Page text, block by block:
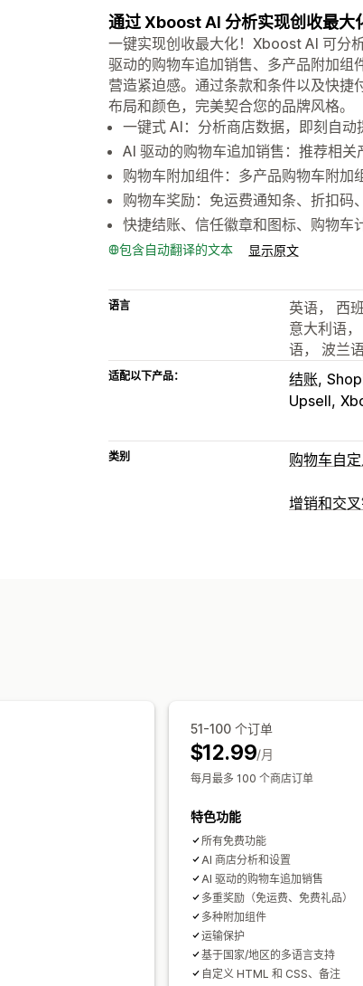
通过 Xboost AI 分析实现创收最大
一键实现创收最大化！Xboost AI 可分
驱动的购物车追加销售、多产品附加组
营造紧迫感。通过条款和条件以及快捷
布局和颜色，完美契合您的品牌风格。
一键式 AI：分析商店数据，即刻自动
AI 驱动的购物车追加销售：推荐相关
购物车附加组件：多产品购物车附加
购物车奖励：免运费通知条、折扣码
快捷结账、信任徽章和图标、购物车
包含自动翻译的文本 显示原文
语言
英语， 西
意大利语
语， 波兰
适配以下产品： 结账
Upsell
类别 购物车自定
购物车显示
增销和交
51-100 个订单
$12.99/月
每月最多 100 个商店订单
特色功能
所有免费功能
AI 商店分析和设置
AI 驱动的购物车追加销售
多重奖励（免运费、免费礼品）
多种附加组件
运输保护
基于国家/地区的多语言支持
自定义 HTML 和 CSS、备注